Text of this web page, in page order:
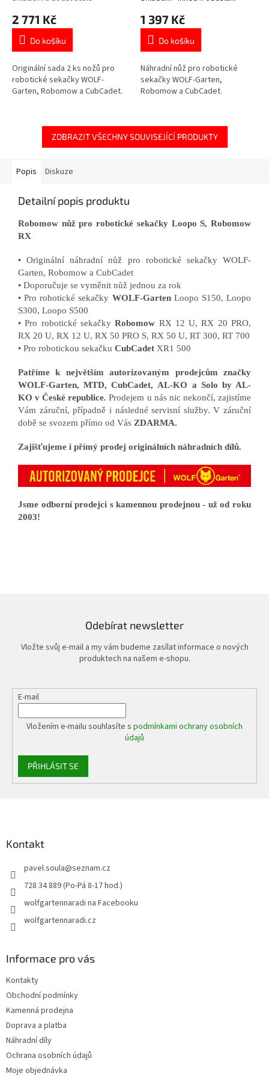
2 771 Kč
Do košíku
Originální sada 2 ks nožů pro
robotické sekačky WOLF-
Garten, Robomow a CubCadet.
1 397 Kč
Do košíku
Náhradní nůž pro robotické
sekačky WOLF-Garten,
Robomow a CubCadet.
ZOBRAZIT VŠECHNY SOUVISEJÍCÍ PRODUKTY
Popis Diskuze
Detailní popis produktu
Robomow nůž pro robotické sekačky Loopo S, Robomow
RX
• Originální náhradní nůž pro robotické sekačky WOLF-
Garten, Robomow a CubCadet
• Doporučuje se vyměnit nůž jednou za rok
• Pro robotické sekačky WOLF-GartenLoopo S150, Loopo
S300, Loopo S500
• Pro robotické sekačkyRobomow RX 12 U, RX 20 PRO,
RX 20 U, RX 12 U, RX 50 PRO S, RX 50 U, RT 300, RT 700
• Pro robotickou sekačku CubCadet XR1 500
Patříme k největším autorizovaným prodejcům značky
WOLF-Garten, MTD, CubCadet, AL-KO a Solo by AL-
KO v České republice.Prodejem u nás nic nekončí, zajistíme
Vám záruční, případně i následné servisní služby. V záruční
době se svozem přímo od Vás ZDARMA.
Zajišťujeme i přímý prodej originálních náhradních dílů.
Jsme odborní prodejci s kamennou prodejnou - už od roku
2003!
Odebírat newsletter
Vložte svůj e-mail a my vám budeme zasílat informace o nových
produktech na našem e-shopu.
E-mail
Vložením e-mailu souhlasíte s podmínkami ochrany osobních
údajů
PŘIHLÁSIT SE
Kontakt
pavel.soula@seznam.cz
728 34 889 (Po-Pá 8-17 hod.)
wolfgartennaradi na Facebooku
wolfgartennaradi.cz
Informace pro vás
Kontakty
Obchodní podmínky
Kamenná prodejna
Doprava a platba
Náhradní díly
Ochrana osobních údajů
Moje objednávka